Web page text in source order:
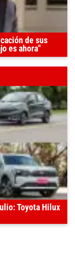
de sus
es ahora"
Toyota Hilux